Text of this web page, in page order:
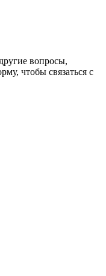
вопросы,
чтобы связаться с